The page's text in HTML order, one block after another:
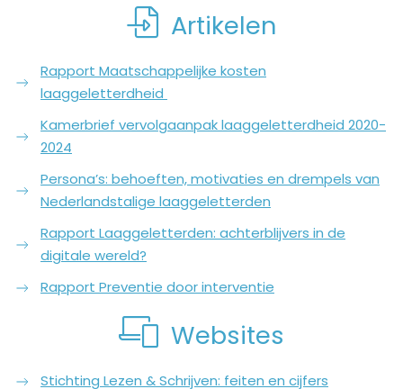
Artikelen
Rapport Maatschappelijke kosten
laaggeletterdheid
Kamerbrief vervolgaanpak laaggeletterdheid 2020-
2024
Persona’s: behoeften, motivaties en drempels van
Nederlandstalige laaggeletterden
Rapport Laaggeletterden: achterblijvers in de
digitale wereld?
Rapport Preventie door interventie
Websites
Stichting Lezen & Schrijven: feiten en cijfers